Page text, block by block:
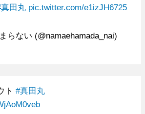
田丸 pic.twitter.com/e1izJH6725
らない (@namaehamada_nai)
ト #真田丸